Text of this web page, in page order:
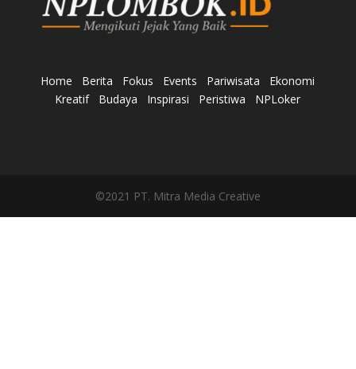
Home Berita Fokus Events Pariwisata
Ekonomi
Kreatif
Budaya Inspirasi Peristiwa NPLoker
©2021 PT. Mitra Media Creative